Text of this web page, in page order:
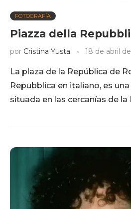
FOTOGRAFÍA
Piazza della
por Cristina Yusta 18 de abril
La plaza de la República de
Repubblica en italiano, es
situada en las cercanías de la